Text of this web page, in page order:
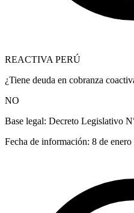
REACTIVA PERÚ
¿Tiene deuda en cobranza
NO
Base legal: Decreto Legislativo
Fecha de información: 8 de